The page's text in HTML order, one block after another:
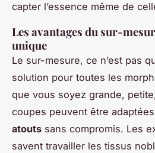
capter l’essence même de
Les avantages du sur-
unique
Le sur-mesure, ce n’est pas
solution pour toutes les
que vous soyez grande,
coupes peuvent être
atouts sans compromis. Les
savent travailler les tissus